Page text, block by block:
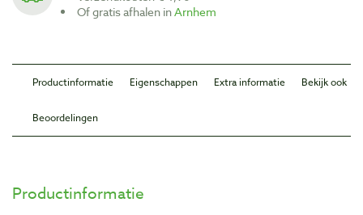
Of gratis afhalen inArnhem
Productinformatie Eigenschappen Extra informatie Bekijk ook
Beoordelingen
Productinformatie